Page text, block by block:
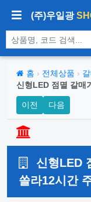
(주)우일광
상품 검색
홈 › 전체상품 ›
신형LED 점멸 갈매
이전 다음
신형LED
쏠라12시간